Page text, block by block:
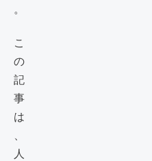
。
こ
の
記
事
は
、
人